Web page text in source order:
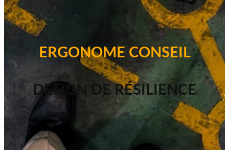
ERGONOME CONSEIL
DESIGN DE RÉSILIENCE